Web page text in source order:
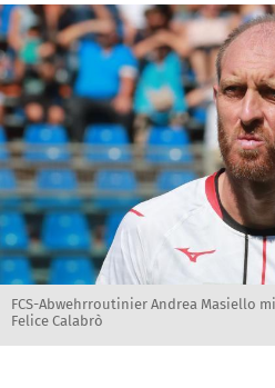
FCS-Abwehrroutinier Andrea Masiello
Felice Calabrò